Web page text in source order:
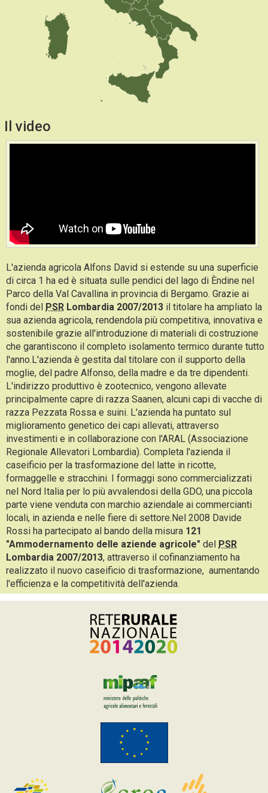
Il video
L'azienda agricola Alfons David si estende su una superficie
di circa 1 ha ed è situata sulle pendici del lago di Èndine nel
Parco della Val Cavallina in provincia di Bergamo. Grazie ai
fondi del PSR Lombardia 2007/2013 il titolare ha ampliato la
sua azienda agricola, rendendola più competitiva, innovativa e
sostenibile grazie all'introduzione di materiali di costruzione
che garantiscono il completo isolamento termico durante tutto
l'anno.L'azienda è gestita dal titolare con il supporto della
moglie, del padre Alfonso, della madre e da tre dipendenti.
L'indirizzo produttivo è zootecnico, vengono allevate
principalmente capre di razza Saanen, alcuni capi di vacche di
razza Pezzata Rossa e suini. L'azienda ha puntato sul
miglioramento genetico dei capi allevati, attraverso
investimenti e in collaborazione con l'ARAL (Associazione
Regionale Allevatori Lombardia). Completa l'azienda il
caseificio per la trasformazione del latte in ricotte,
formaggelle e stracchini. I formaggi sono commercializzati
nel Nord Italia per lo più avvalendosi della GDO, una piccola
parte viene venduta con marchio aziendale ai commercianti
locali, in azienda e nelle fiere di settore.Nel 2008 Davide
Rossi ha partecipato al bando della misura 121
"Ammodernamento delle aziende agricole" del PSR
Lombardia 2007/2013, attraverso il cofinanziamento ha
realizzato il nuovo caseificio di trasformazione, aumentando
l'efficienza e la competitività dell'azienda.